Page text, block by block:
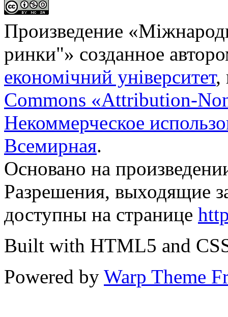
Произведение «
ринки"» созданное
економічний університет,
Commons «Attribution-
Некоммерческое
Всемирная.
Основано на
Разрешения, выходящие
доступны на странице
Built with HTML5 and
Powered by Warp Theme